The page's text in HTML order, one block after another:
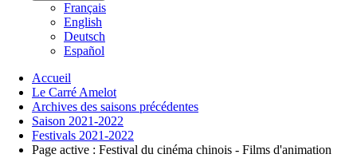
Français
English
Deutsch
Español
Accueil
Le Carré Amelot
Archives des saisons précédentes
Saison 2021-2022
Festivals 2021-2022
Page active : Festival du cinéma chinois - Films d'animation